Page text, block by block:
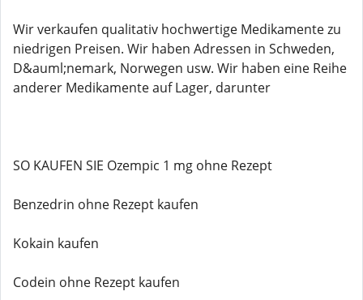
Wir verkaufen qualitativ hochwertige Medikamente zu
niedrigen Preisen. Wir haben Adressen in Schweden,
D&auml;nemark, Norwegen usw. Wir haben eine Reihe
anderer Medikamente auf Lager, darunter
SO KAUFEN SIE Ozempic 1 mg ohne Rezept
Benzedrin ohne Rezept kaufen
Kokain kaufen
Codein ohne Rezept kaufen